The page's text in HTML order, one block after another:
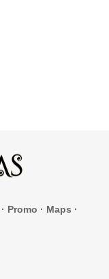
· Promo · Maps ·